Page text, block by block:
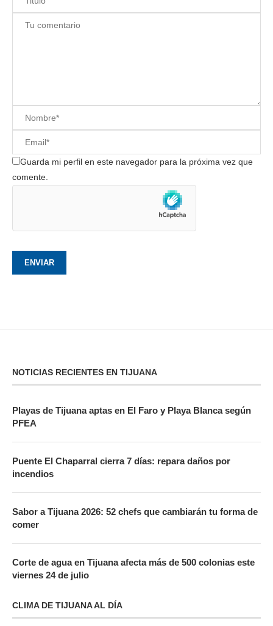
Guarda mi perfil en este navegador para la próxima vez que
comente.
NOTICIAS RECIENTES EN TIJUANA
Playas de Tijuana aptas en El Faro y Playa Blanca según
PFEA
Puente El Chaparral cierra 7 días: repara daños por
incendios
Sabor a Tijuana 2026: 52 chefs que cambiarán tu forma de
comer
Corte de agua en Tijuana afecta más de 500 colonias este
viernes 24 de julio
CLIMA DE TIJUANA AL DÍA